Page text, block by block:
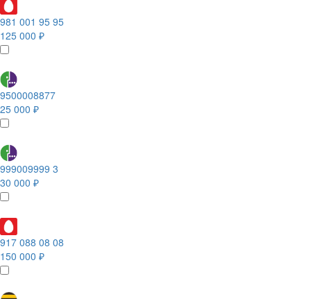
981 001 95 95
125 000 ₽
9500008877
25 000 ₽
999009999 3
30 000 ₽
917 088 08 08
150 000 ₽